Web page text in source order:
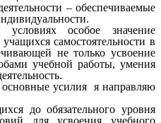
– обеспечиваемые
особое значение
самостоятельности в
не только усвоение
учебной работы, умения
усилия я направляю
обязательного уровня
для усвоения учебного